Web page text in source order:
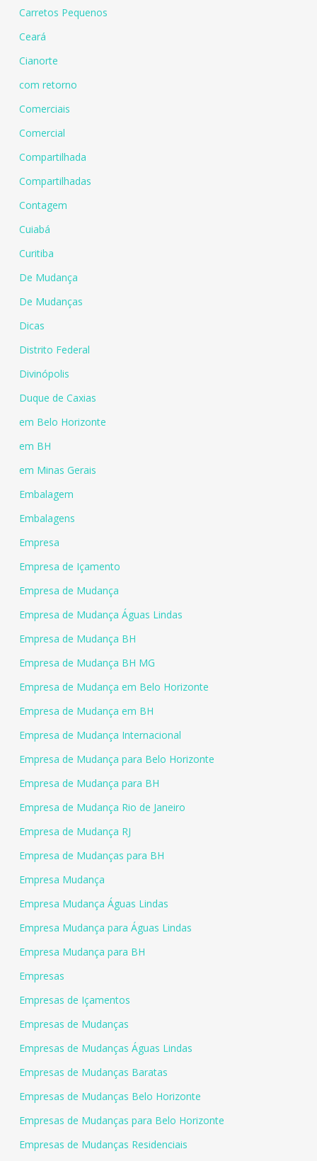
Carretos Pequenos
Ceará
Cianorte
com retorno
Comerciais
Comercial
Compartilhada
Compartilhadas
Contagem
Cuiabá
Curitiba
De Mudança
De Mudanças
Dicas
Distrito Federal
Divinópolis
Duque de Caxias
em Belo Horizonte
em BH
em Minas Gerais
Embalagem
Embalagens
Empresa
Empresa de Içamento
Empresa de Mudança
Empresa de Mudança Águas Lindas
Empresa de Mudança BH
Empresa de Mudança BH MG
Empresa de Mudança em Belo Horizonte
Empresa de Mudança em BH
Empresa de Mudança Internacional
Empresa de Mudança para Belo Horizonte
Empresa de Mudança para BH
Empresa de Mudança Rio de Janeiro
Empresa de Mudança RJ
Empresa de Mudanças para BH
Empresa Mudança
Empresa Mudança Águas Lindas
Empresa Mudança para Águas Lindas
Empresa Mudança para BH
Empresas
Empresas de Içamentos
Empresas de Mudanças
Empresas de Mudanças Águas Lindas
Empresas de Mudanças Baratas
Empresas de Mudanças Belo Horizonte
Empresas de Mudanças para Belo Horizonte
Empresas de Mudanças Residenciais